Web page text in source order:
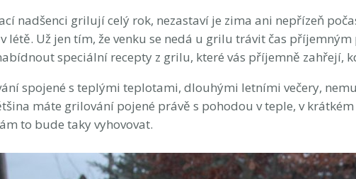
nadšenci grilují celý rok, nezastaví je zima ani nepřízeň
létě. Už jen tím, že venku se nedá u grilu trávit čas
speciální recepty z grilu, které vás příjemně zahřejí,
spojené s teplými teplotami, dlouhými letními večery,
máte grilování pojené právě s pohodou v teple, v
to bude taky vyhovovat.